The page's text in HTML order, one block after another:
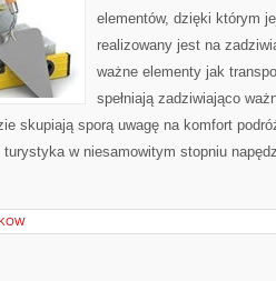
elementów, dzięki którym
realizowany jest na
ważne elementy jak
spełniają zadziwiająco
skupiają sporą uwagę na komfort
w niesamowitym stopniu